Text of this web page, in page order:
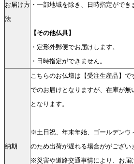
お届け方
法
・一部地域を除き、日時指定ができ
【その他仏具】
・定形外郵便でお届けします。
・日時指定ができません。
納期
こちらのお仏壇は【受注生産品】で
でのお届けとなりますが、在庫が無
となります。
※土日祝、年末年始、ゴールデンウ
のため出荷が遅れる場合ががござい
※災害や道路交通事情により、お届